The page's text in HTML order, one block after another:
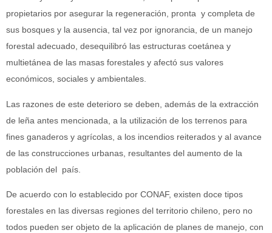
propietarios por asegurar la regeneración, pronta y completa de
sus bosques y la ausencia, tal vez por ignorancia, de un manejo
forestal adecuado, desequilibró las estructuras coetánea y
multietánea de las masas forestales y afectó sus valores
económicos, sociales y ambientales.
Las razones de este deterioro se deben, además de la extracción
de leña antes mencionada, a la utilización de los terrenos para
fines ganaderos y agrícolas, a los incendios reiterados y al avance
de las construcciones urbanas, resultantes del aumento de la
población del país.
De acuerdo con lo establecido por CONAF, existen doce tipos
forestales en las diversas regiones del territorio chileno, pero no
todos pueden ser objeto de la aplicación de planes de manejo, con